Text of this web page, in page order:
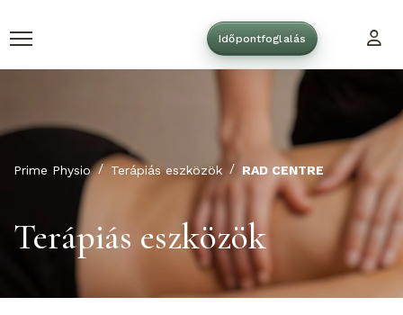
Időpontfoglalás
Terápiás eszközök
Prime Physio Terápiás eszközök RAD CENTRE